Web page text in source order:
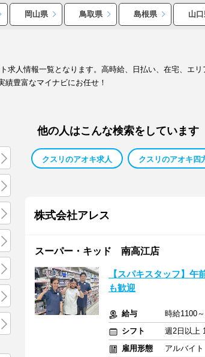
岡山県 鳥取県 島根県 山
求人情報一覧となります。高時給、日払い、在宅、エ
績豊富なマイナビにお任せ！
他の人はこんな検索をしています
クスリのアオキ求人 クスリのアオキ四
株式会社アレス
スーパー・キッド 南高江店
【スパキスタッフ】
も歓迎
給与
時給1100
シフト
週2日以上
雇用形態
アルバイ